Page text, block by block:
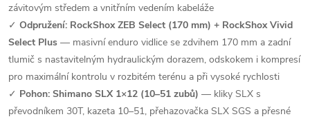
závitovým středem a vnitřním vedením kabeláže
✓ Odpružení: RockShox ZEB Select (170 mm) + RockShox Vivid
Select Plus — masivní enduro vidlice se zdvihem 170 mm a zadní
tlumič s nastavitelným hydraulickým dorazem, odskokem i kompresí
pro maximální kontrolu v rozbitém terénu a při vysoké rychlosti
✓ Pohon: Shimano SLX 1×12 (10–51 zubů) — kliky SLX s
převodníkem 30T, kazeta 10–51, přehazovačka SLX SGS a přesné